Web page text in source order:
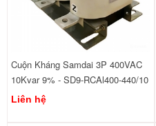
Cuộn Kháng Samdai 3P 400VAC
10Kvar 9% - SD9-RCAl400-440/10
Liên hệ